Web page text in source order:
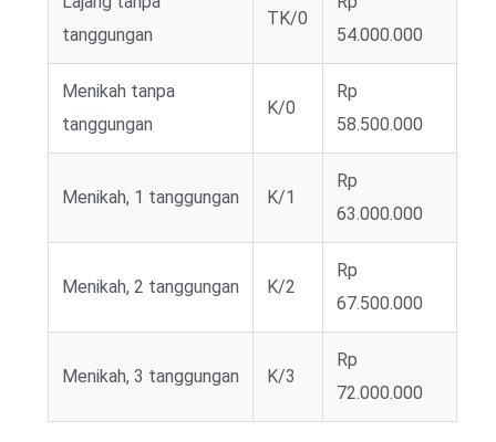
tanggungan
TK/0
54.000.000
Menikah tanpa
tanggungan
K/0
Rp
58.500.000
Menikah, 1 tanggungan K/1
Rp
63.000.000
Menikah, 2 tanggungan K/2
Rp
67.500.000
Menikah, 3 tanggungan K/3
Rp
72.000.000